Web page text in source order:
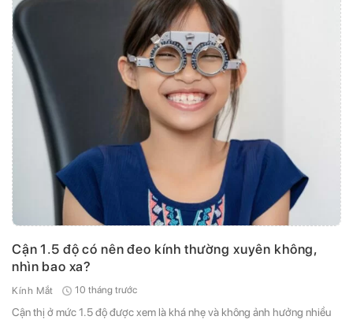
Cận 1.5 độ có nên đeo kính thường xuyên không,
nhìn bao xa?
Kính Mắt 10 tháng trước
Cận thị ở mức 1.5 độ được xem là khá nhẹ và không ảnh hưởng nhiều